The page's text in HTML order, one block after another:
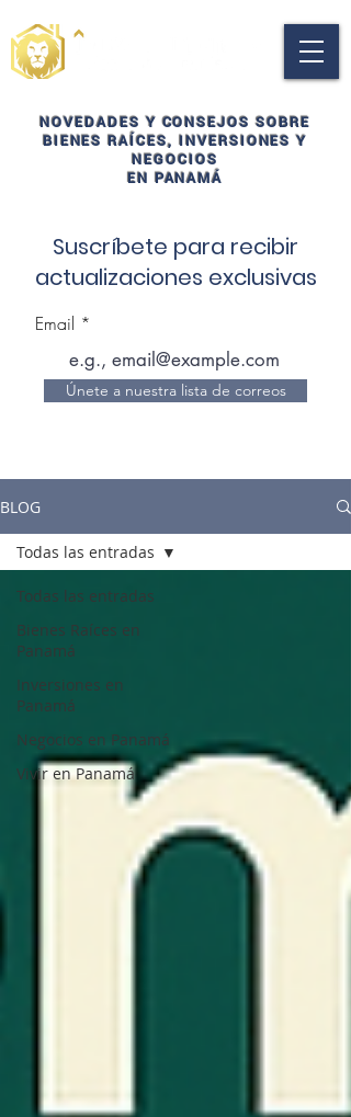
NOVEDADES Y CONSEJOS SOBRE
BIENES RAÍCES, INVERSIONES Y
NEGOCIOS
EN PANAMÁ
Suscríbete para recibir
actualizaciones exclusivas
Email
Únete a nuestra lista de correos
BLOG
Todas las entradas
Bienes Raíces en
Panamá
Inversiones en
Panamá
Negocios en Panamá
Vivir en Panamá
Todas las entradas